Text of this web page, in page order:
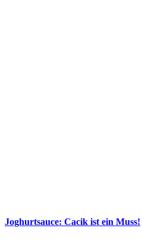
Joghurtsauce: Cacik ist ein Muss!